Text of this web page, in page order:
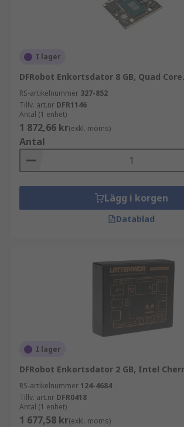
I lager
DFRobot Enkortsdator 8 GB, Quad
RS-artikelnummer 327-852
Tillv. art.nr DFR1146
Antal (1 enhet)
1 872,66 kr(exkl. moms)
Antal
Lägg i korgen
Datablad
I lager
DFRobot Enkortsdator 2 GB, Intel
RS-artikelnummer 124-4684
Tillv. art.nr DFR0418
Antal (1 enhet)
1 677,58 kr(exkl. moms)